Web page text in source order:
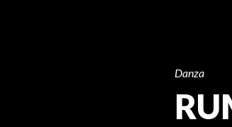
Danza